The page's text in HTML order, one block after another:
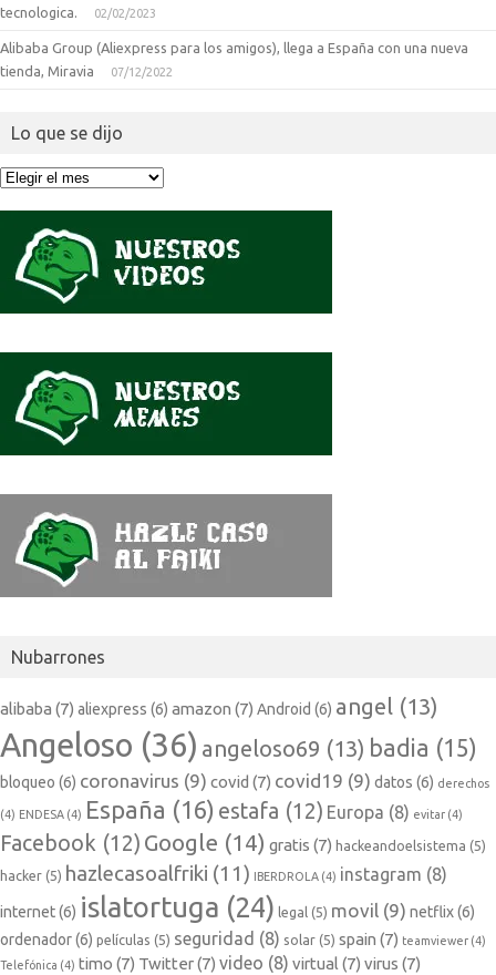
tecnologica.
02/02/2023
Alibaba Group (Aliexpress para los amigos), llega a España con una nueva
tienda, Miravia
07/12/2022
Lo que se dijo
Lo
Nubarrones
alibaba (7) aliexpress (6) amazon (7) Android (6) angel (13)
Angeloso (36) angeloso69 (13) badia (15)
bloqueo (6) coronavirus (9) covid (7) covid19 (9) datos (6) derechos
(4) ENDESA (4) España (16) estafa (12) Europa (8) evitar (4)
Facebook (12) Google (14) gratis (7) hackeandoelsistema (5)
hacker (5) hazlecasoalfriki (11) IBERDROLA (4) instagram (8)
internet(6) islatortuga (24) legal (5) movil (9) netflix(6)
ordenador(6) películas (5) seguridad (8) solar (5) spain (7) teamviewer (4)
Telefónica (4) timo (7) Twitter(7) video (8) virtual (7) virus (7)